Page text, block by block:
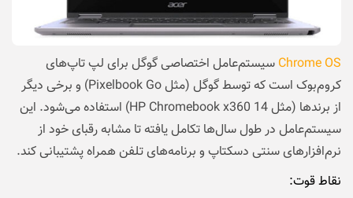
Chrome OS سیستم‌عامل اختصاصی گوگل برای لپ تاپ‌های
کروم‌بوک است که توسط گوگل (مثل Pixelbook Go) و برخی دیگر
از برندها (مثل HP Chromebook x360 14) استفاده می‌شود. این
سیستم‌عامل در طول سال‌ها تکامل یافته تا مشابه رقبای خود از
نرم‌افزارهای سنتی دسکتاپ و برنامه‌های تلفن همراه پشتیبانی کند.
نقاط قوت: